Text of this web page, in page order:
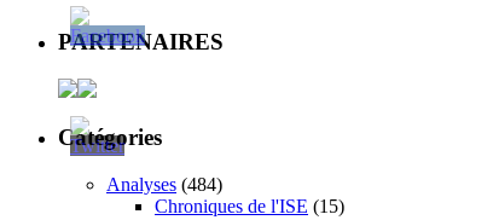
PARTENAIRES
Catégories
Analyses (484)
Chroniques de l'ISE (15)